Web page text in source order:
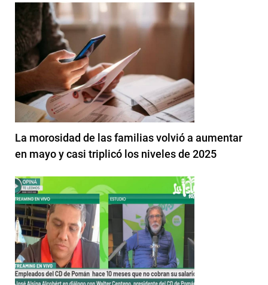
La morosidad de las familias volvió a aumentar
en mayo y casi triplicó los niveles de 2025